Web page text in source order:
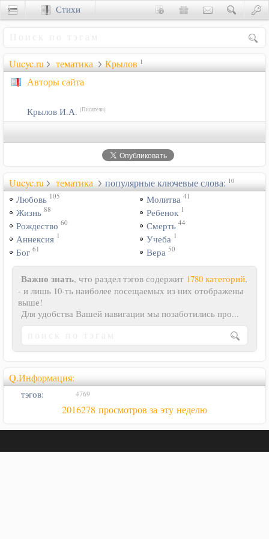
Uucyc.ru тематика Крылов 1
Авторы сайта
Крылов И.А. [Писатели]
Uucyc.ru тематика популярные ключевые слова: 10
Любовь 105
Жизнь 88
Рождество 60
Аннексия 1
Бог 61
Молитва 41
Ребенок 1
Смерть 44
Учеба 1
Вера 50
Важно знать, что раздел тэгов содержит 1780 категорий,
- и лишь 10-ть наиболее посещаемых из них отображены
выше!
Для удобства Вашей навигации мы позаботились про...
Q.Информация:
тэгов: 4769
2016278 просмотров за эту неделю
Стихи